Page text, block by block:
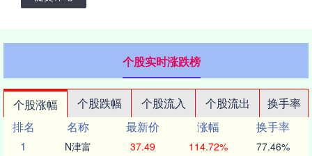
个股实时涨跌榜
个股涨幅 个股跌幅 个股流入 个股流出
换手率
排名
名称 最新价 涨幅
换手率
1
N津富 37.49 114.72% 77.46%